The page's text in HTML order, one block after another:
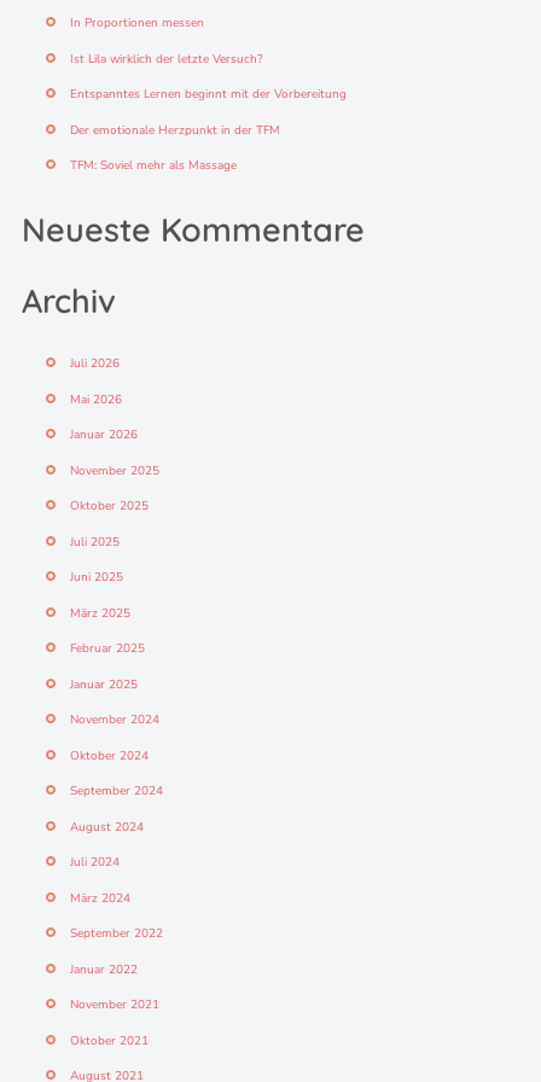
In Proportionen messen
Ist Lila wirklich der letzte Versuch?
Entspanntes Lernen beginnt mit der Vorbereitung
Der emotionale Herzpunkt in der TFM
TFM: Soviel mehr als Massage
Neueste Kommentare
Archiv
Juli 2026
Mai 2026
Januar 2026
November 2025
Oktober 2025
Juli 2025
Juni 2025
März 2025
Februar 2025
Januar 2025
November 2024
Oktober 2024
September 2024
August 2024
Juli 2024
März 2024
September 2022
Januar 2022
November 2021
Oktober 2021
August 2021